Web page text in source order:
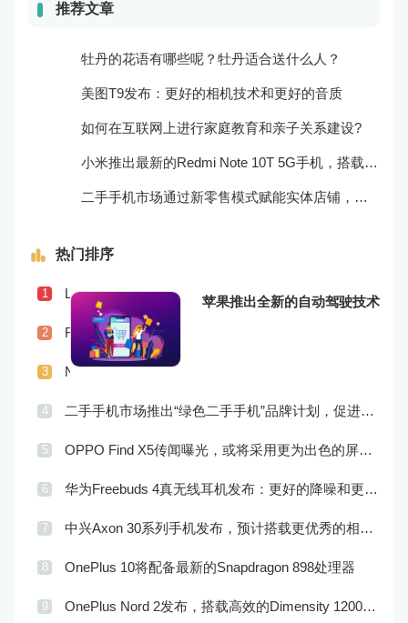
推荐文章
牡丹的花语有哪些呢？牡丹适合送什么人？
美图T9发布：更好的相机技术和更好的音质
如何在互联网上进行家庭教育和亲子关系建设?
小米推出最新的Redmi Note 10T 5G手机，搭载超快的5G网络和高效的处理器！
二手手机市场通过新零售模式赋能实体店铺，促进销售升级
热门排序
苹果推出全新的自动驾驶技术
1 Lenovo Legion Phone 3上市，搭载更为强劲的处理器和游戏体验
2 Realme X9传闻曝光，或将配备更为优秀的摄像头和屏幕技术
3 Nokia发布全新Nokia 8 V 5G UW，支持超快5G网络和专为美国市场定制
4 二手手机市场推出“绿色二手手机”品牌计划，促进市场品牌化
5 OPPO Find X5传闻曝光，或将采用更为出色的屏幕和实用功能
6 华为Freebuds 4真无线耳机发布：更好的降噪和更完美的音效
7 中兴Axon 30系列手机发布，预计搭载更优秀的相机系统和处理器
8 OnePlus 10将配备最新的Snapdragon 898处理器
9 OnePlus Nord 2发布，搭载高效的Dimensity 1200-AI处理器和高品质的摄像头